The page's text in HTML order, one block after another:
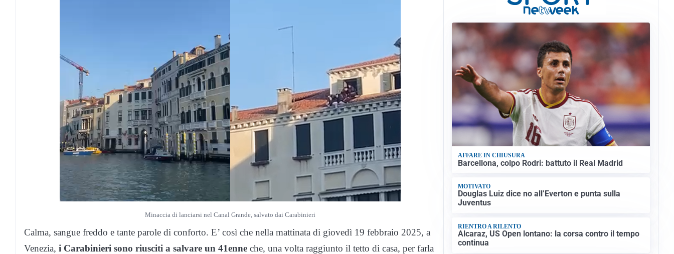
Minaccia di lanciarsi nel Canal Grande, salvato dai Carabinieri
Calma, sangue freddo e tante parole di conforto. E’ così che nella mattinata di giovedì 19 febbraio 2025, a
Venezia, i Carabinieri sono riusciti a salvare un 41enne che, una volta raggiunto il tetto di casa, per farla
AFFARE IN CHIUSURA
Barcellona, colpo Rodri: battuto il Real Madrid
MOTIVATO
Douglas Luiz dice no all’Everton e punta sulla
Juventus
RIENTRO A RILENTO
Alcaraz, US Open lontano: la corsa contro il tempo
continua